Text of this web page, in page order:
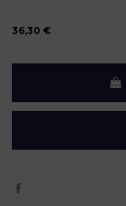
36,30 €